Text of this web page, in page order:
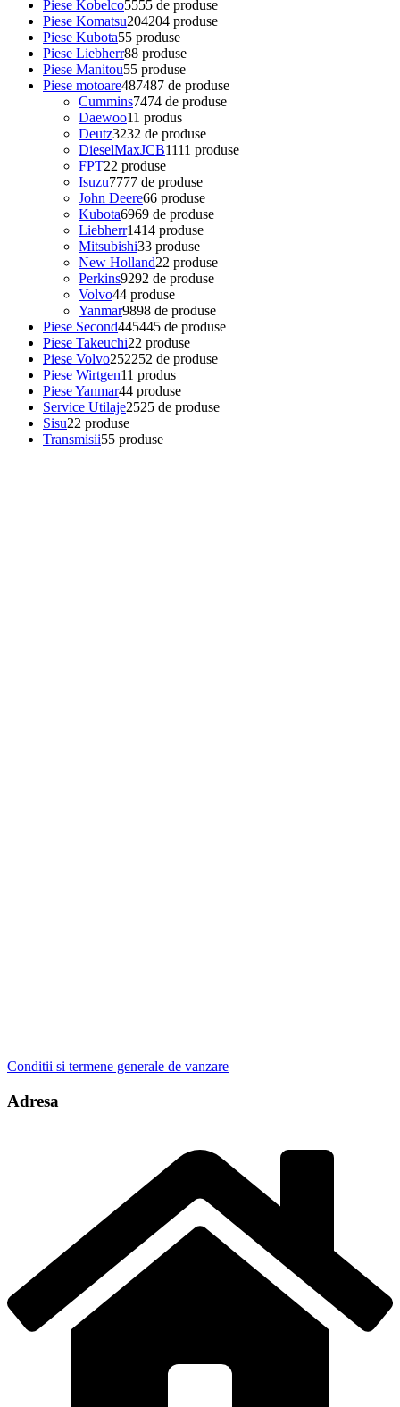
Piese Kobelco5555 de produse
Piese Komatsu204204 produse
Piese Kubota55 produse
Piese Liebherr88 produse
Piese Manitou55 produse
Piese motoare487487 de produse
Cummins7474 de produse
Daewoo11 produs
Deutz3232 de produse
DieselMaxJCB1111 produse
FPT22 produse
Isuzu7777 de produse
John Deere66 produse
Kubota6969 de produse
Liebherr1414 produse
Mitsubishi33 produse
New Holland22 produse
Perkins9292 de produse
Volvo44 produse
Yanmar9898 de produse
Piese Second445445 de produse
Piese Takeuchi22 produse
Piese Volvo252252 de produse
Piese Wirtgen11 produs
Piese Yanmar44 produse
Service Utilaje2525 de produse
Sisu22 produse
Transmisii55 produse
Conditii si termene generale de vanzare
Adresa